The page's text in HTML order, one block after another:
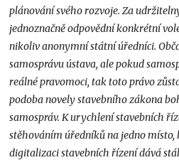
plánování svého rozvoje. Za
jednoznačně odpovědní konkrétní
nikoliv anonymní státní úředníci.
samosprávu ústava, ale pokud
reálné pravomoci, tak toto právo
podoba novely stavebního zákona
samospráv. K urychlení stavebních
stěhováním úředníků na jedno místo,
digitalizaci stavebních řízení dává